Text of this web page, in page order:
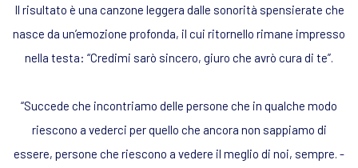
Il risultato è una canzone leggera dalle sonorità spensierate che
nasce da un’emozione profonda, il cui ritornello rimane impresso
nella testa: “Credimi sarò sincero, giuro che avrò cura di te”.
“Succede che incontriamo delle persone che in qualche modo
riescono a vederci per quello che ancora non sappiamo di
essere, persone che riescono a vedere il meglio di noi, sempre. -